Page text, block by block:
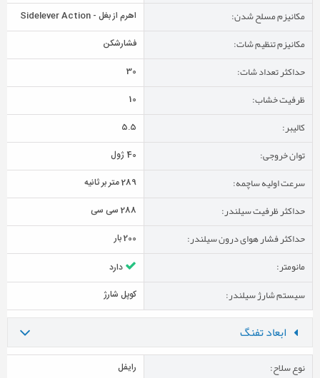
مکانیزم مسلح شدن: اهرم از بغل - Sidelever Action
مکانیزم تنظیم شات: فشارشکن
حداکثر تعداد شات: 30
ظرفیت خشاب: 10
کالیبر: 5.5
توان خروجی: 40 ژول
سرعت اولیه ساچمه: 289 متر بر ثانیه
حداکثر ظرفیت سیلندر: 288 سی سی
حداکثر فشار هوای درون سیلندر: 200 بار
مانومتر: دارد
سیستم شارژ سیلندر: کوپل شارژ
ابعاد تفنگ
نوع سلاح: رایفل